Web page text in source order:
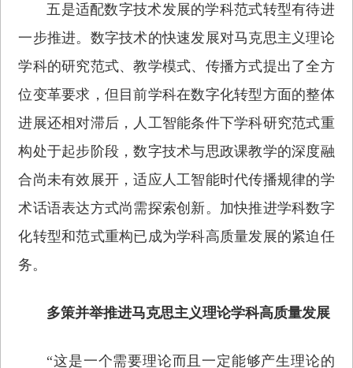
五是适配数字技术发展的学科范式转型有待进
一步推进。数字技术的快速发展对马克思主义理论
学科的研究范式、教学模式、传播方式提出了全方
位变革要求，但目前学科在数字化转型方面的整体
进展还相对滞后，人工智能条件下学科研究范式重
构处于起步阶段，数字技术与思政课教学的深度融
合尚未有效展开，适应人工智能时代传播规律的学
术话语表达方式尚需探索创新。加快推进学科数字
化转型和范式重构已成为学科高质量发展的紧迫任
务。
多策并举推进马克思主义理论学科高质量发展
“这是一个需要理论而且一定能够产生理论的